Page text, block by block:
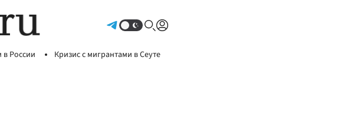
России Кризис с мигрантами в Сеуте